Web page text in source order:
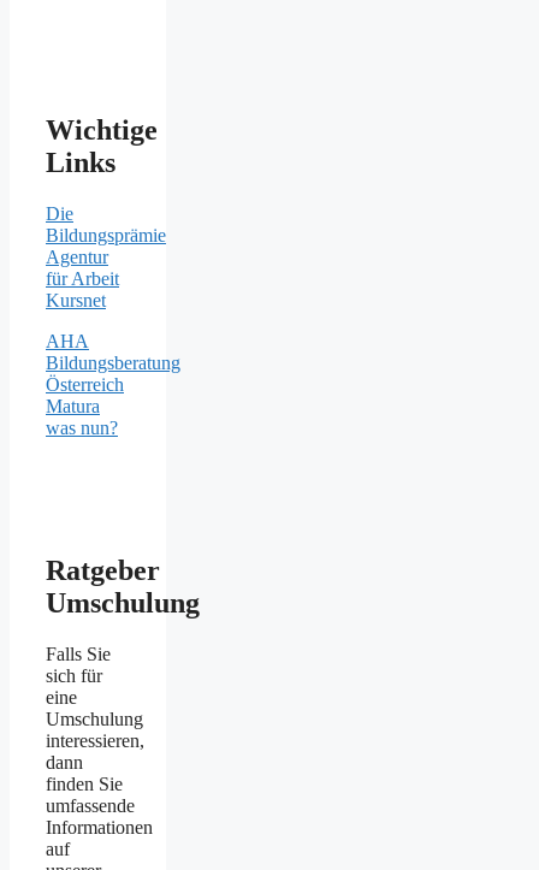
Wichtige
Links
Die
Bildungsprämie
Agentur
für Arbeit
Kursnet
AHA
Bildungsberatung
Österreich
Matura
was nun?
Ratgeber
Umschulung
Falls Sie
sich für
eine
Umschulung
interessieren,
dann
finden Sie
umfassende
Informationen
auf